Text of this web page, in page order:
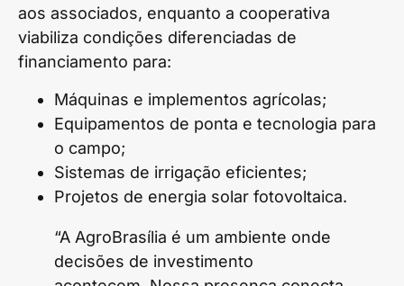
aos associados, enquanto a cooperativa
viabiliza condições diferenciadas de
financiamento para:
Máquinas e implementos agrícolas;
Equipamentos de ponta e tecnologia para
o campo;
Sistemas de irrigação eficientes;
Projetos de energia solar fotovoltaica.
“A AgroBrasília é um ambiente onde
decisões de investimento